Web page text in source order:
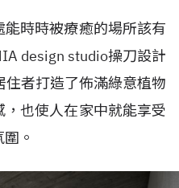
時時被療癒的場所該有
design studio操刀設計
住者打造了佈滿綠意植物
也使人在家中就能享受
。